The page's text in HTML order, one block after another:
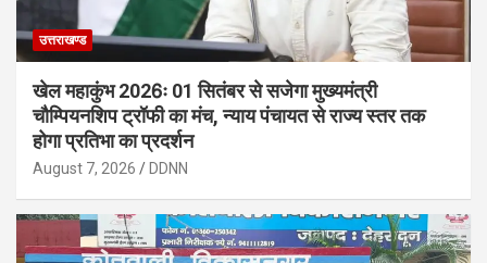
उत्तराखण्ड
खेल महाकुंभ 2026ः 01 सितंबर से सजेगा मुख्यमंत्री
चौम्पियनशिप ट्रॉफी का मंच, न्याय पंचायत से राज्य स्तर तक
होगा प्रतिभा का प्रदर्शन
August 7, 2026 DDNN